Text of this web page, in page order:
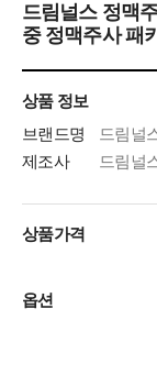
드림널스 정맥
중 정맥주사 패
상품 정보
브랜드명
드림널
제조사
드림널
상품가격
옵션